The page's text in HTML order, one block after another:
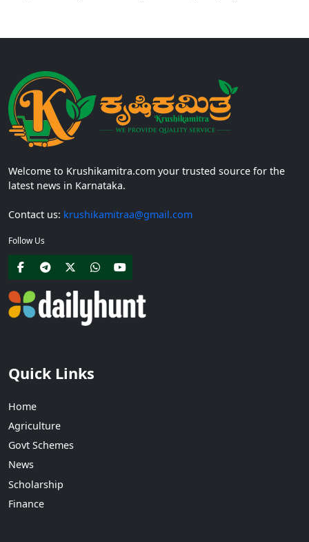
Welcome to Krushikamitra.com your trusted source for the
latest news in Karnataka.
Contact us: krushikamitraa@gmail.com
Follow Us
Quick Links
Home
Agriculture
Govt Schemes
News
Scholarship
Finance